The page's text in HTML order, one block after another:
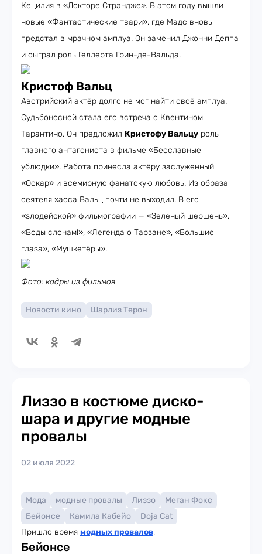
Кецилия в «Докторе Стрэндже». В этом году вышли
новые «Фантастические твари», где Мадс вновь
предстал в мрачном амплуа. Он заменил Джонни Деппа
и сыграл роль Геллерта Грин-де-Вальда.
Кристоф Вальц
Австрийский актёр долго не мог найти своё амплуа.
Судьбоносной стала его встреча с Квентином
Тарантино. Он предложил Кристофу Вальцу роль
главного антагониста в фильме «Бесславные
ублюдки». Работа принесла актёру заслуженный
«Оскар» и всемирную фанатскую любовь. Из образа
сеятеля хаоса Вальц почти не выходил. В его
«злодейской» фильмографии — «Зеленый шершень»,
«Воды слонам!», «Легенда о Тарзане», «Большие
глаза», «Мушкетёры».
Фото: кадры из фильмов
Новости кино Шарлиз Терон
Лиззо в костюме диско-
шара и другие модные
провалы
02 июля 2022
Мода модные провалы Лиззо
Меган Фокс
Бейонсе
Камила Кабейо
Doja Cat
Пришло время модных провалов!
Бейонсе